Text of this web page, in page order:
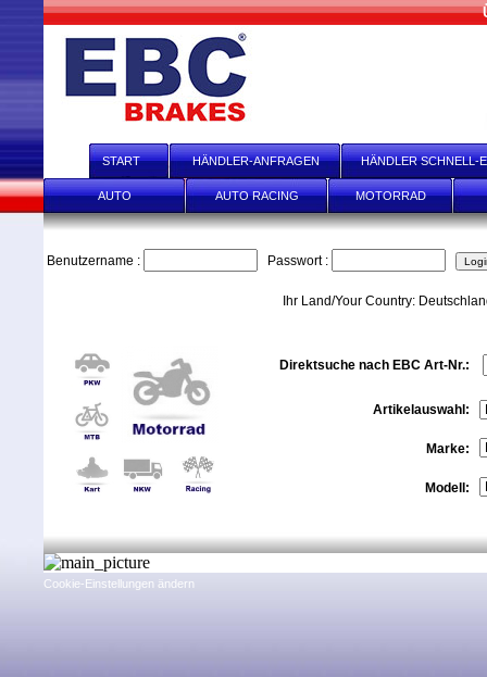
START HÄNDLER-ANFRAGEN HÄNDLER SCHNELL-
AUTO AUTO RACING MOTORRAD
Benutzername : Passwort :
Ihr Land/Your Country:
Direktsuche nach EBC Art-Nr.:
Artikelauswahl:
Marke:
Modell:
Cookie-Einstellungen ändern